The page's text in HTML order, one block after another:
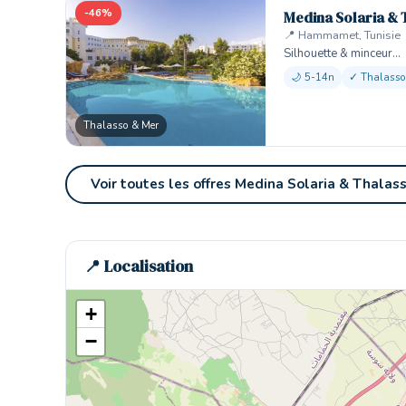
-46%
Thalasso & Mer
Medina Solaria &
📍 Hammamet, Tunisie
Silhouette & minceur…
🌙 5-14n ✓ Thalasso
Voir toutes les offres Medina Solaria &
📍 Localisation
+
−